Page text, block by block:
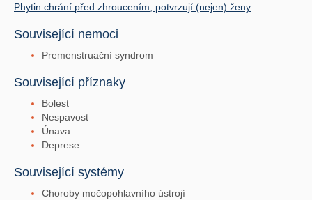
Phytin chrání před zhroucením, potvrzují (nejen) ženy
Související nemoci
Premenstruační syndrom
Související příznaky
Bolest
Nespavost
Únava
Deprese
Související systémy
Choroby močopohlavního ústrojí